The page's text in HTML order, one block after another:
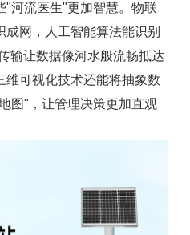
"河流医生"更加智慧。物联
网，人工智能算法能识别
输让数据像河水般流畅抵达
维可视化技术还能将抽象数
图"，让管理决策更加直观